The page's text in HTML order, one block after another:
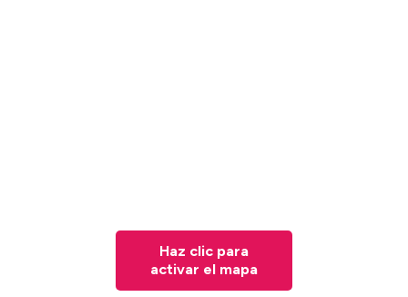
Haz clic para
activar el mapa